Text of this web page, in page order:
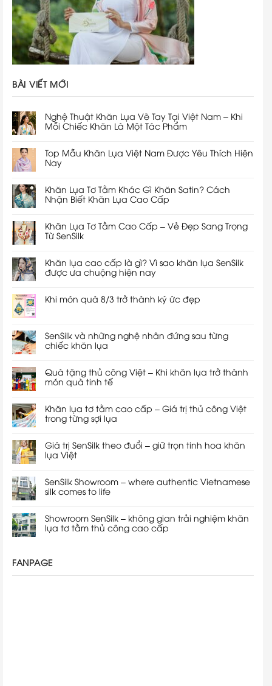
BÀI VIẾT MỚI
Nghệ Thuật Khăn Lụa Vẽ Tay Tại Việt Nam – Khi
Mỗi Chiếc Khăn Là Một Tác Phẩm
Top Mẫu Khăn Lụa Việt Nam Được Yêu Thích Hiện
Nay
Khăn Lụa Tơ Tằm Khác Gì Khăn Satin? Cách
Nhận Biết Khăn Lụa Cao Cấp
Khăn Lụa Tơ Tằm Cao Cấp – Vẻ Đẹp Sang Trọng
Từ SenSilk
Khăn lụa cao cấp là gì? Vì sao khăn lụa SenSilk
được ưa chuộng hiện nay
Khi món quà 8/3 trở thành ký ức đẹp
SenSilk và những nghệ nhân đứng sau từng
chiếc khăn lụa
Quà tặng thủ công Việt – Khi khăn lụa trở thành
món quà tinh tế
Khăn lụa tơ tằm cao cấp – Giá trị thủ công Việt
trong từng sợi lụa
Giá trị SenSilk theo đuổi – giữ trọn tinh hoa khăn
lụa Việt
SenSilk Showroom – where authentic Vietnamese
silk comes to life
Showroom SenSilk – không gian trải nghiệm khăn
lụa tơ tằm thủ công cao cấp
FANPAGE